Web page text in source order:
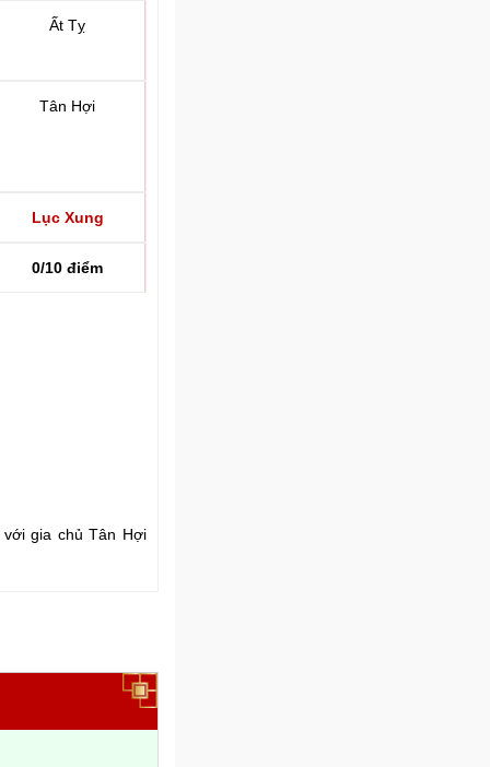
Ất Tỵ
Tân Hợi
Lục Xung
0/10 điểm
gia chủ Tân Hợi